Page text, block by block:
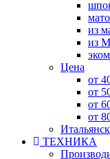
из
из
Цена
от
от
от
от
ТЕХНИКА